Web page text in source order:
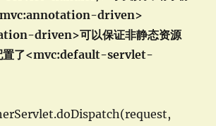
driven>
driven>可以保证非静态资源
置了<mvc:default-servlet-